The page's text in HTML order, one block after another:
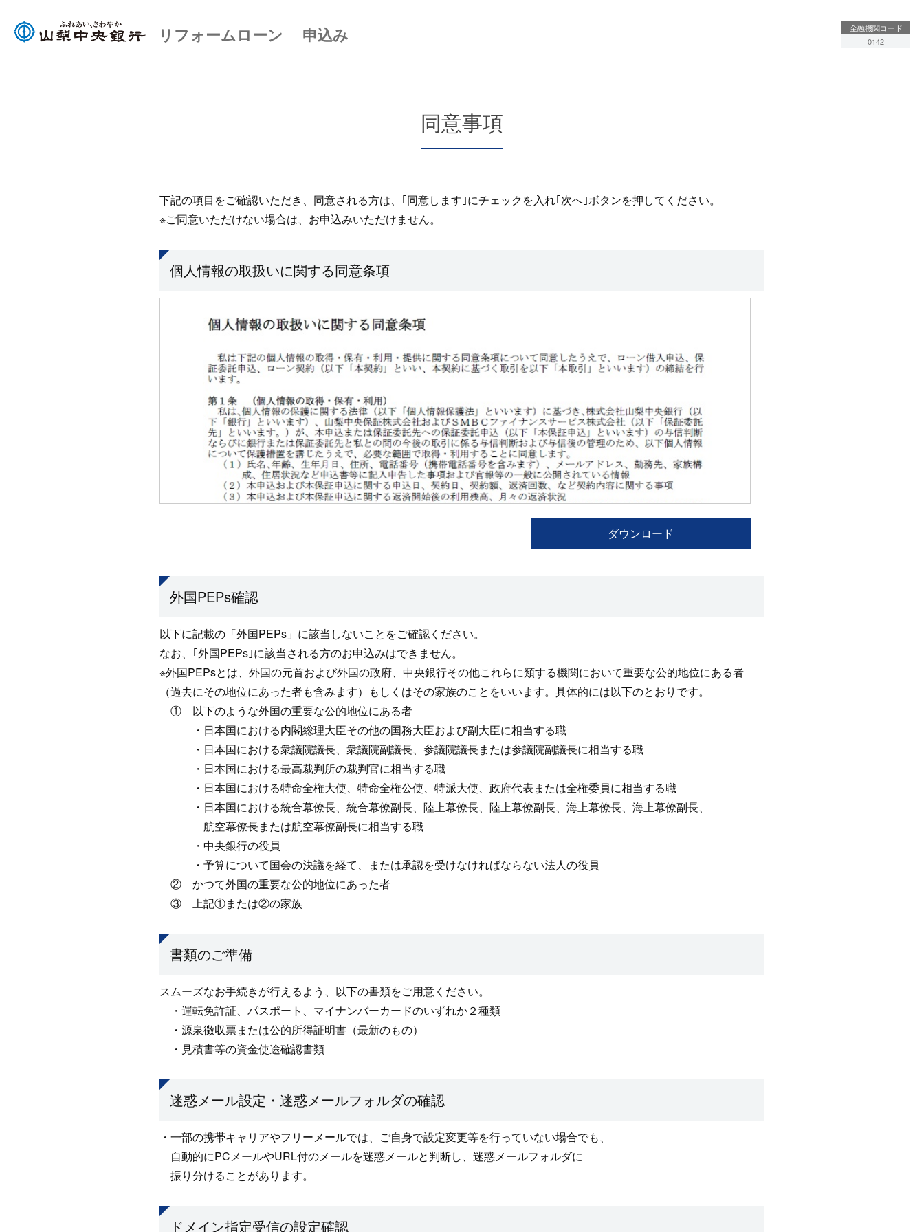
リフォームローン 申込み
金融機関コード
0142
同意事項
下記の項目をご確認いただき、同意される方は、｢同意します｣にチェックを入れ｢次へ｣ボタンを押してください。
※ご同意いただけない場合は、お申込みいただけません。
個人情報の取扱いに関する同意条項
外国PEPs確認
以下に記載の「外国PEPs」に該当しないことをご確認ください。
なお、｢外国PEPs｣に該当される方のお申込みはできません。
※外国PEPsとは、外国の元首および外国の政府、中央銀行その他これらに類する機関において重要な公的地位にある者
（過去にその地位にあった者も含みます）もしくはその家族のことをいいます。具体的には以下のとおりです。
① 以下のような外国の重要な公的地位にある者
・日本国における内閣総理大臣その他の国務大臣および副大臣に相当する職
・日本国における衆議院議長、衆議院副議長、参議院議長または参議院副議長に相当する職
・日本国における最高裁判所の裁判官に相当する職
・日本国における特命全権大使、特命全権公使、特派大使、政府代表または全権委員に相当する職
・日本国における統合幕僚長、統合幕僚副長、陸上幕僚長、陸上幕僚副長、海上幕僚長、海上幕僚副長、
航空幕僚長または航空幕僚副長に相当する職
・中央銀行の役員
・予算について国会の決議を経て、または承認を受けなければならない法人の役員
② かつて外国の重要な公的地位にあった者
③ 上記①または②の家族
書類のご準備
スムーズなお手続きが行えるよう、以下の書類をご用意ください。
・運転免許証、パスポート、マイナンバーカードのいずれか２種類
・源泉徴収票または公的所得証明書（最新のもの）
・見積書等の資金使途確認書類
迷惑メール設定・迷惑メールフォルダの確認
・一部の携帯キャリアやフリーメールでは、ご自身で設定変更等を行っていない場合でも、
自動的にPCメールやURL付のメールを迷惑メールと判断し、迷惑メールフォルダに
振り分けることがあります。
ドメイン指定受信の設定確認